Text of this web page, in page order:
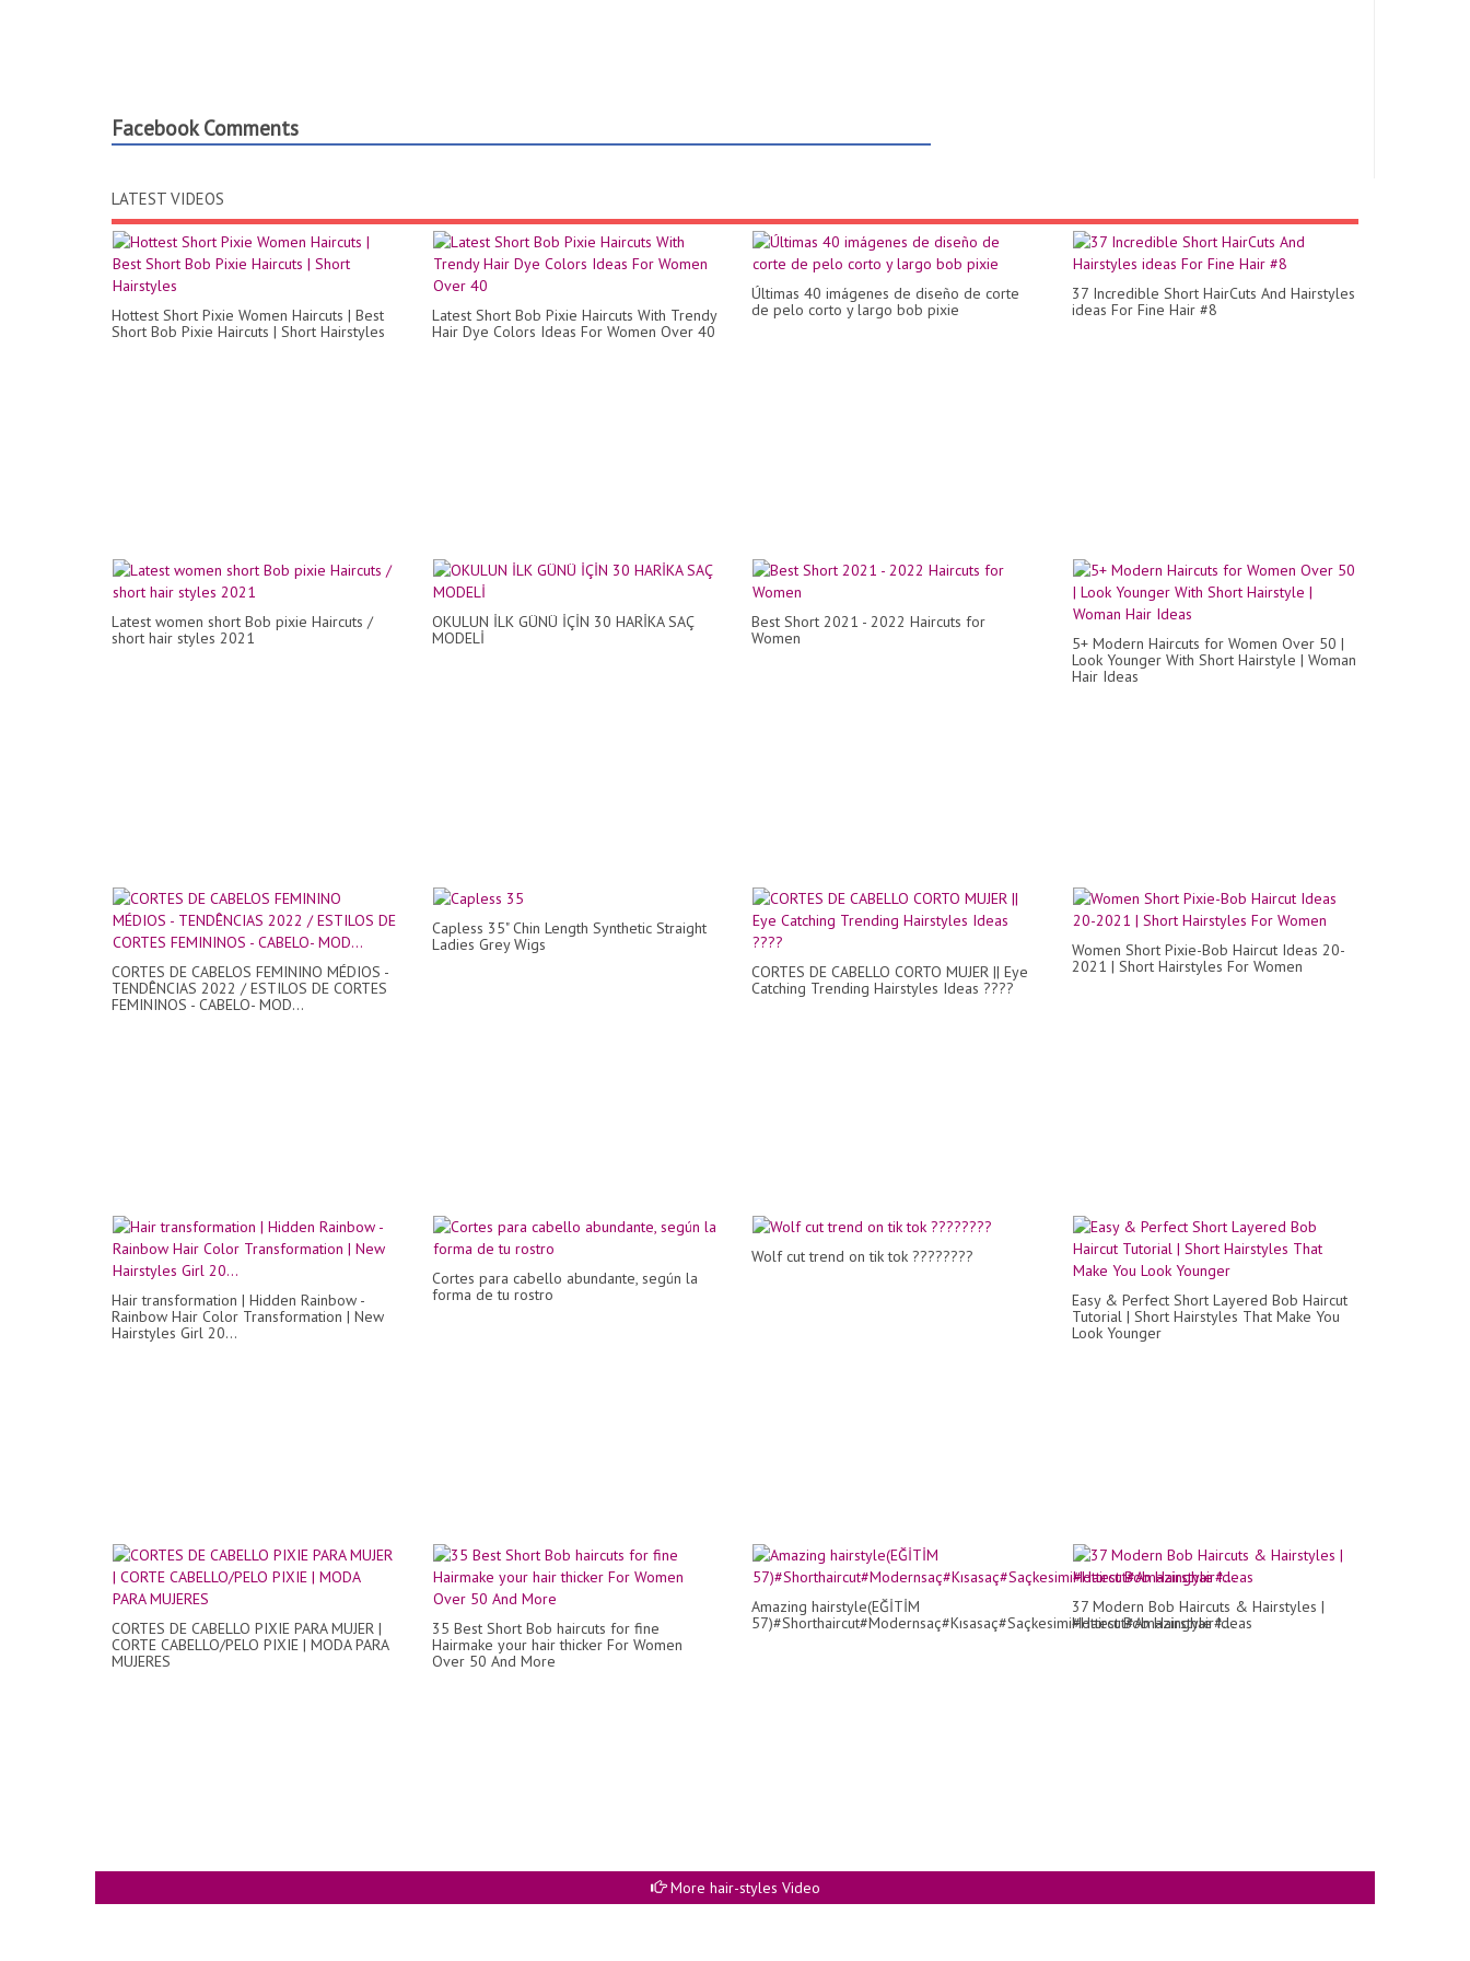
Facebook Comments
LATEST VIDEOS
Hottest Short Pixie Women Haircuts | Best
Short Bob Pixie Haircuts | Short Hairstyles
Latest Short Bob Pixie Haircuts With Trendy
Hair Dye Colors Ideas For Women Over 40
Últimas 40 imágenes de diseño de corte
de pelo corto y largo bob pixie
37 Incredible Short HairCuts And Hairstyles
ideas For Fine Hair #8
Latest women short Bob pixie Haircuts /
short hair styles 2021
OKULUN İLK GÜNÜ İÇİN 30 HARİKA SAÇ
MODELİ
Best Short 2021 - 2022 Haircuts for
Women
5+ Modern Haircuts for Women Over 50 |
Look Younger With Short Hairstyle | Woman
Hair Ideas
CORTES DE CABELOS FEMININO MÉDIOS -
TENDÊNCIAS 2022 / ESTILOS DE CORTES
FEMININOS - CABELO- MOD...
Capless 35" Chin Length Synthetic Straight
Ladies Grey Wigs
CORTES DE CABELLO CORTO MUJER || Eye
Catching Trending Hairstyles Ideas ????
Women Short Pixie-Bob Haircut Ideas 20-
2021 | Short Hairstyles For Women
Hair transformation | Hidden Rainbow -
Rainbow Hair Color Transformation | New
Hairstyles Girl 20...
Cortes para cabello abundante, según la
forma de tu rostro
Wolf cut trend on tik tok ????????
Easy & Perfect Short Layered Bob Haircut
Tutorial | Short Hairstyles That Make You
Look Younger
CORTES DE CABELLO PIXIE PARA MUJER |
CORTE CABELLO/PELO PIXIE | MODA PARA
MUJERES
35 Best Short Bob haircuts for fine
Hairmake your hair thicker For Women
Over 50 And More
Amazing hairstyle(EĞİTİM
57)#Shorthaircut#Modernsaç#Kısasaç#Saçkesimi#Haircut#Amazinghair#...
37 Modern Bob Haircuts & Hairstyles |
Hottest Bob Hairstyle Ideas
More hair-styles Video